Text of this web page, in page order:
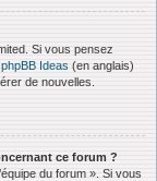
Si vous pensez
phpBB Ideas (en anglais)
de nouvelles.
ce forum ?
du forum ». Si vous